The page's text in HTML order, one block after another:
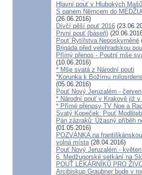
Hlavní pouť v Hlubokých
S panem Němcem do
(26.06.2016)
Dívčí pěší pouť 2016
První pouť (báseň)
Pouť Rytířstva Neposkvrněné
Brigáda před velehradskou
Přímý přenos - Poutní mše
(10.06.2016)
* Mše svatá z Národní pouti
*Korunka k Božímu
(05.06.2016)
Pouť Nový Jeruzalém -
* Národní pouť v Krakově již
* Přímé přenosy TV Noe a
Svatý Kopeček: Pouť
Pán zázraků: Úžasný příběh
(01.05.2016)
POZVÁNKA na
volná místa(28.04.2016)
Pouť Nový Jeruzalém -
6. Medžugorské setkání na
POUŤ LÉKÁRNÍKŮ PRO
Arcibiskup Graubner bude v